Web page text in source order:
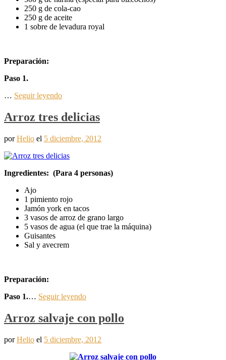
250 g de cola-cao
250 g de aceite
1 sobre de levadura royal
Preparación:
Paso 1.
… Seguir leyendo
Arroz tres delicias
porHelio el 5 diciembre, 2012
Ingredientes: (Para 4 personas)
Ajo
1 pimiento rojo
Jamón york en tacos
3 vasos de arroz de grano largo
5 vasos de agua (el que trae la máquina)
Guisantes
Sal y avecrem
Preparación:
Paso 1.… Seguir leyendo
Arroz salvaje con pollo
porHelio el 5 diciembre, 2012